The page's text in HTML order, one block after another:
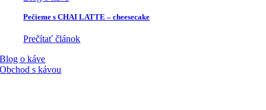
Pečieme s CHAI LATTE – cheesecake
Prečítať článok
Blog o káve
Obchod s kávou